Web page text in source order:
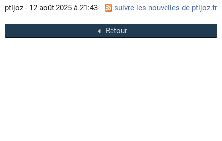
ptijoz - 12 août 2025 à 21:43 suivre les nouvelles de ptijoz.fr
Retour